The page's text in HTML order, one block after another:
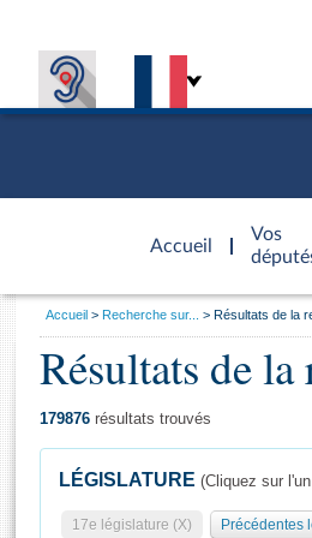
Accueil
d'accueil
Vos
Général
Vous
Accueil Recherche sur... Résultats de la
Résultats de la
179876 résultats trouvés
LÉGISLATURE (Cliquez sur
17e législature (X) Précédentes